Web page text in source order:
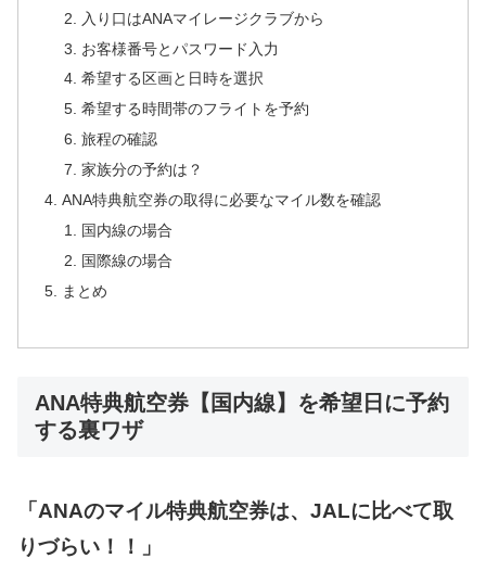
入り口はANAマイレージクラブから
お客様番号とパスワード入力
希望する区画と日時を選択
希望する時間帯のフライトを予約
旅程の確認
家族分の予約は？
ANA特典航空券の取得に必要なマイル数を確認
国内線の場合
国際線の場合
まとめ
ANA特典航空券【国内線】を希望日に予約
する裏ワザ
「ANAのマイル特典航空券は、 JALに比べて取
りづらい！！」